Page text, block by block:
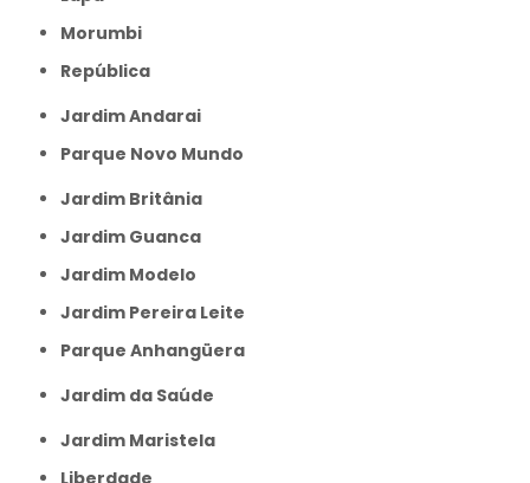
Morumbi
República
Jardim Andarai
Parque Novo Mundo
Jardim Britânia
Jardim Guanca
Jardim Modelo
Jardim Pereira Leite
Parque Anhangüera
Jardim da Saúde
Jardim Maristela